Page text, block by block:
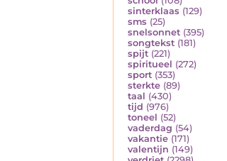
sinterklaas (129)
sms (25)
snelsonnet (395)
songtekst (181)
spijt (221)
spiritueel (272)
sport (353)
sterkte (89)
taal (430)
tijd (976)
toneel (52)
vaderdag (54)
vakantie (171)
valentijn (149)